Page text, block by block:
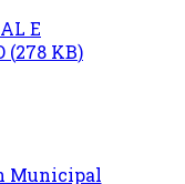
E
(278 KB)